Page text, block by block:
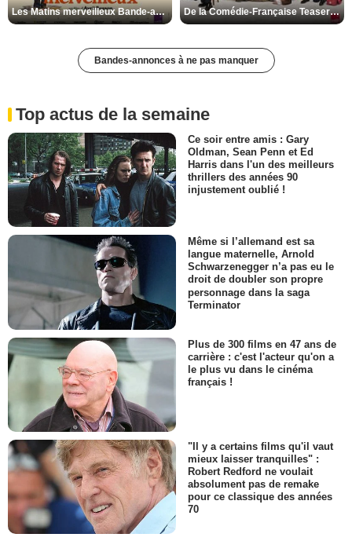
Les Matins merveilleux Bande-annonce VF De la Comédie-Française Teaser VF
Bandes-annonces à ne pas manquer
Top actus de la semaine
Ce soir entre amis : Gary
Oldman, Sean Penn et Ed
Harris dans l'un des meilleurs
thrillers des années 90
injustement oublié !
Même si l’allemand est sa
langue maternelle, Arnold
Schwarzenegger n’a pas eu le
droit de doubler son propre
personnage dans la saga
Terminator
Plus de 300 films en 47 ans de
carrière : c'est l'acteur qu'on a
le plus vu dans le cinéma
français !
"Il y a certains films qu'il vaut
mieux laisser tranquilles" :
Robert Redford ne voulait
absolument pas de remake
pour ce classique des années
70